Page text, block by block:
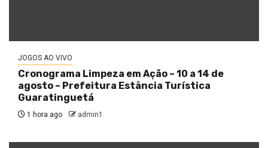
JOGOS AO VIVO
Cronograma Limpeza em Ação – 10 a 14 de
agosto – Prefeitura Estância Turística
Guaratinguetá
1 hora ago admin1